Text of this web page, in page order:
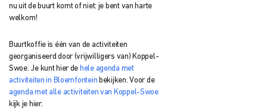
nu uit de buurt komt of niet: je bent van harte
welkom!
Buurtkoffie is één van de activiteiten
georganiseerd door (vrijwilligers van) Koppel-
Swoe. Je kunt hier de hele agenda met
activiteiten in Bloemfontein bekijken. Voor de
agenda met alle activiteiten van Koppel-Swoe
kijk je hier.